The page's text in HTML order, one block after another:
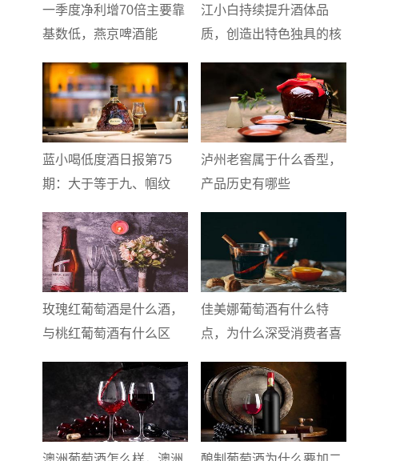
一季度净利增70倍主要靠
基数低，燕京啤酒能
江小白持续提升酒体品
质，创造出特色独具的核
蓝小喝低度酒日报第75
期：大于等于九、帼纹
泸州老窖属于什么香型，
产品历史有哪些
玫瑰红葡萄酒是什么酒，
与桃红葡萄酒有什么区
佳美娜葡萄酒有什么特
点，为什么深受消费者喜